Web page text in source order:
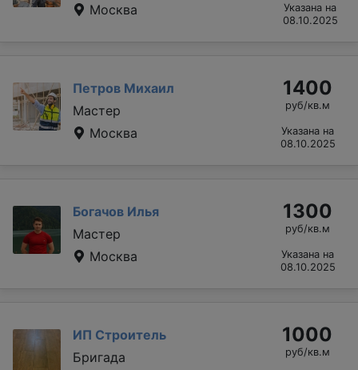
Москва
Указана на
08.10.2025
Петров Михаил
Мастер
Москва
1400
руб/кв.м
Указана на
08.10.2025
Богачов Илья
Мастер
Москва
1300
руб/кв.м
Указана на
08.10.2025
ИП Строитель
Бригада
1000
руб/кв.м